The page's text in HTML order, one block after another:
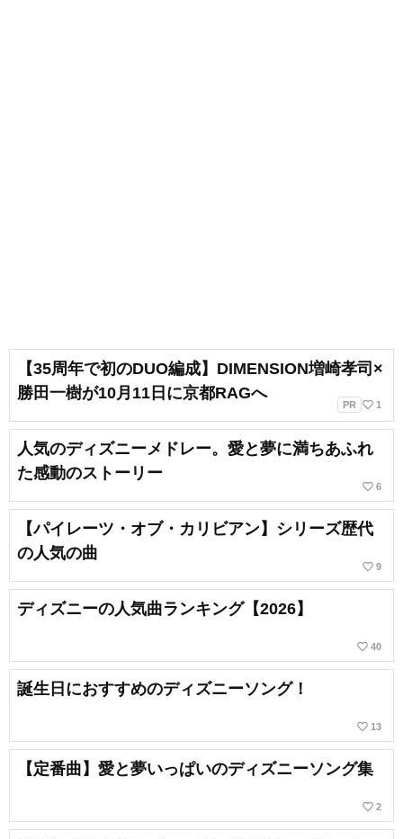
【35周年で初のDUO編成】DIMENSION増崎孝司×
勝田一樹が10月11日に京都RAGへ
PR favorite_border 1
人気のディズニーメドレー。愛と夢に満ちあふれ
た感動のストーリー
favorite_border 6
【パイレーツ・オブ・カリビアン】シリーズ歴代
の人気の曲
favorite_border 9
ディズニーの人気曲ランキング【2026】
favorite_border 40
誕生日におすすめのディズニーソング！
favorite_border 13
【定番曲】愛と夢いっぱいのディズニーソング集
favorite_border 2